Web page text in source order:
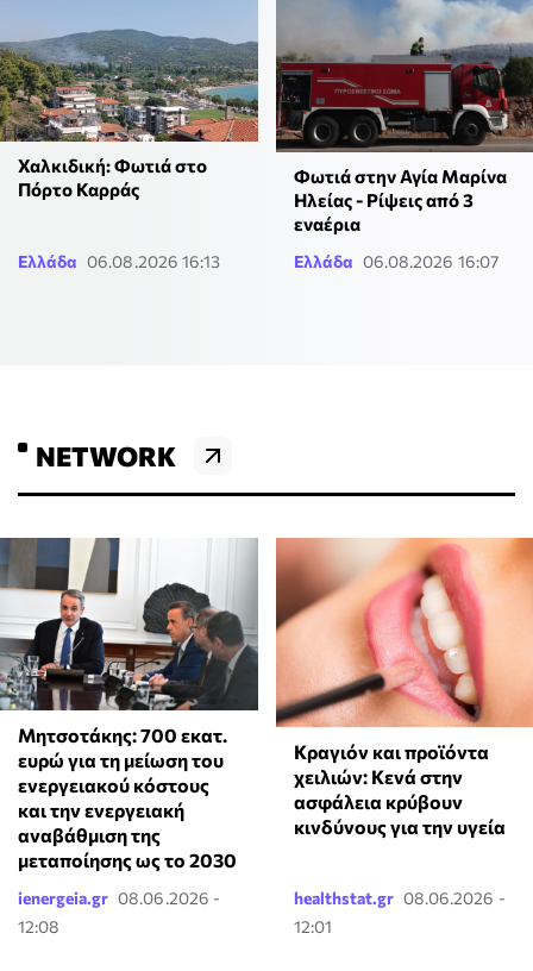
Χαλκιδική: Φωτιά στο
Πόρτο Καρράς
Ελλάδα 06.08.2026 16:13
Φωτιά στην Αγία Μαρίνα
Ηλείας - Ρίψεις από 3
εναέρια
Ελλάδα 06.08.2026 16:07
NETWORK
Μητσοτάκης: 700 εκατ.
ευρώ για τη μείωση του
ενεργειακού κόστους
και την ενεργειακή
αναβάθμιση της
μεταποίησης ως το 2030
ienergeia.gr 08.06.2026 -
12:08
Κραγιόν και προϊόντα
χειλιών: Κενά στην
ασφάλεια κρύβουν
κινδύνους για την υγεία
healthstat.gr 08.06.2026 -
12:01